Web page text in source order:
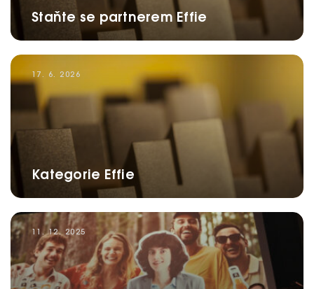
Staňte se partnerem Effie
17. 6. 2026
Kategorie Effie
11. 12. 2025